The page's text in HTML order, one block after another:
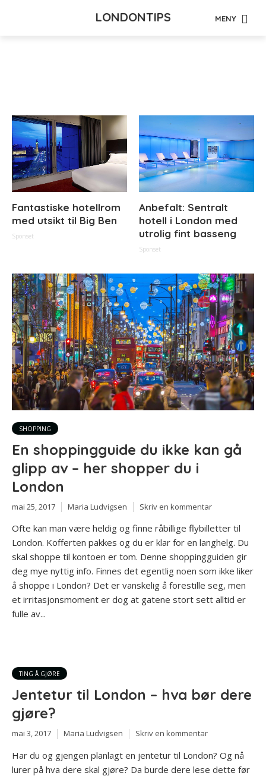
LONDONTIPS MENY
Fantastiske hotellrom
med utsikt til Big Ben
Sponset
Anbefalt: Sentralt
hotell i London med
utrolig fint basseng
Sponset
SHOPPING
En shoppingguide du ikke kan gå
glipp av – her shopper du i
London
mai 25, 2017 Maria Ludvigsen Skriv en kommentar
Ofte kan man være heldig og finne råbillige flybilletter til
London. Kofferten pakkes og du er klar for en langhelg. Du
skal shoppe til kontoen er tom. Denne shoppingguiden gir
deg mye nyttig info. Finnes det egentlig noen som ikke liker
å shoppe i London? Det er vanskelig å forestille seg, men
et irritasjonsmoment er dog at gatene stort sett alltid er
fulle av...
TING Å GJØRE
Jentetur til London – hva bør dere
gjøre?
mai 3, 2017 Maria Ludvigsen Skriv en kommentar
Har du og gjengen planlagt en jentetur til London? Og nå
lurer på hva dere skal gjøre? Da burde dere lese dette før